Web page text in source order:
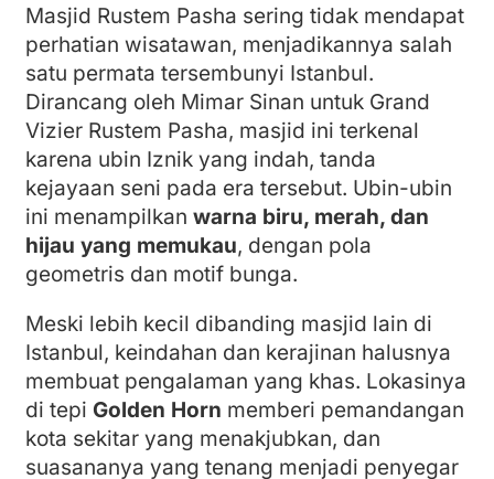
Masjid Rustem Pasha sering tidak mendapat
perhatian wisatawan, menjadikannya salah
satu permata tersembunyi Istanbul.
Dirancang oleh Mimar Sinan untuk Grand
Vizier Rustem Pasha, masjid ini terkenal
karena ubin Iznik yang indah, tanda
kejayaan seni pada era tersebut. Ubin-ubin
ini menampilkan warna biru, merah, dan
hijau yang memukau, dengan pola
geometris dan motif bunga.
Meski lebih kecil dibanding masjid lain di
Istanbul, keindahan dan kerajinan halusnya
membuat pengalaman yang khas. Lokasinya
di tepi Golden Horn memberi pemandangan
kota sekitar yang menakjubkan, dan
suasananya yang tenang menjadi penyegar